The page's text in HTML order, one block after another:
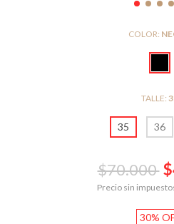
COLOR:
TALLE:
35 36
$70.000
Precio sin
30%